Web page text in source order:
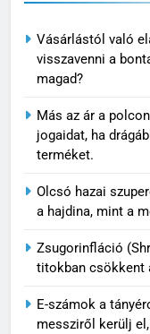
Vásárlástól való
visszavenni a
magad?
Más az ár a
jogaidat, ha
terméket.
Olcsó hazai
a hajdina, mint a
Zsugorinfláció
titokban csökkent
E-számok a
messziről kerülj